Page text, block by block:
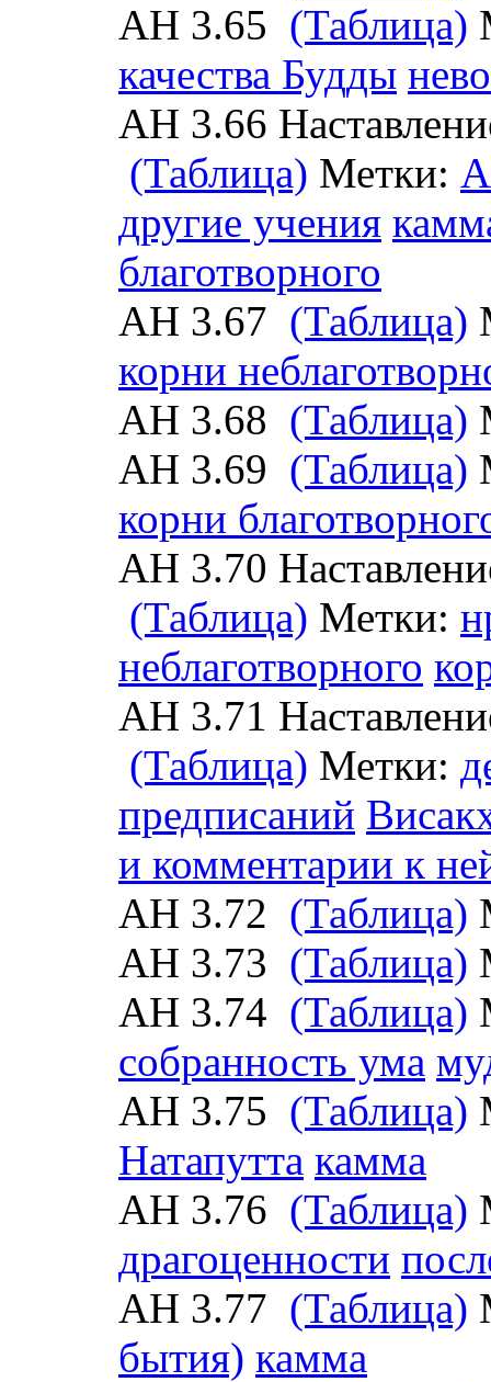
АН 3.65 (Таблица)
качества Будды
АН 3.66
(Таблица) Метки:
другие учения
благотворного
АН 3.67 (Таблица)
корни
АН 3.68 (Таблица)
АН 3.69 (Таблица)
корни
АН 3.70
(Таблица) Метки:
неблаготворного
АН 3.71
(Таблица) Метки:
предписаний
и комментарии к
АН 3.72 (Таблица)
АН 3.73 (Таблица)
АН 3.74 (Таблица)
собранность ума
АН 3.75 (Таблица)
Натапутта камма
АН 3.76 (Таблица)
драгоценности
АН 3.77 (Таблица)
бытия) камма